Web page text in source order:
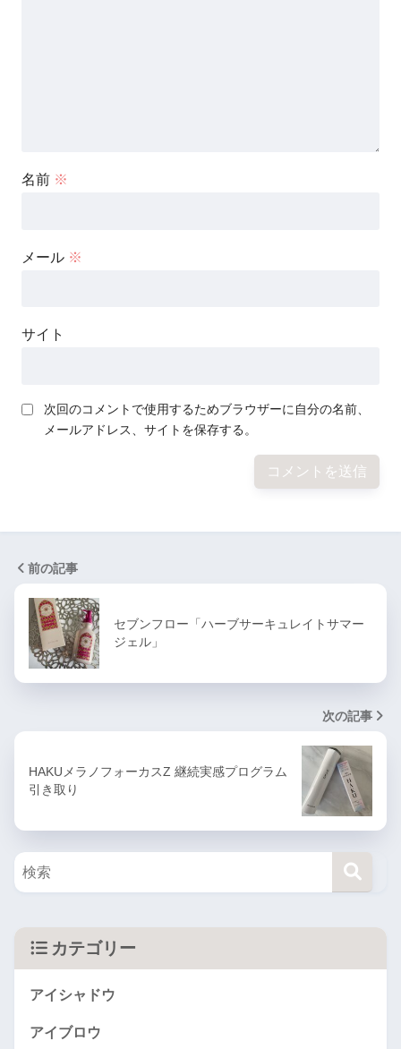
名前 ※
メール ※
サイト
次回のコメントで使用するためブラウザーに自分の名前、
メールアドレス、サイトを保存する。
前の記事
セブンフロー「ハーブサーキュレイトサマー
ジェル」
次の記事
HAKUメラノフォーカスZ 継続実感プログラム
引き取り
カテゴリー
アイシャドウ
アイブロウ